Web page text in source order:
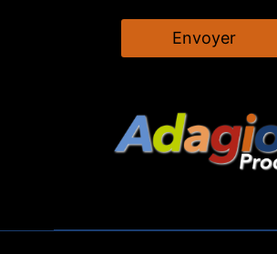
Envoyer